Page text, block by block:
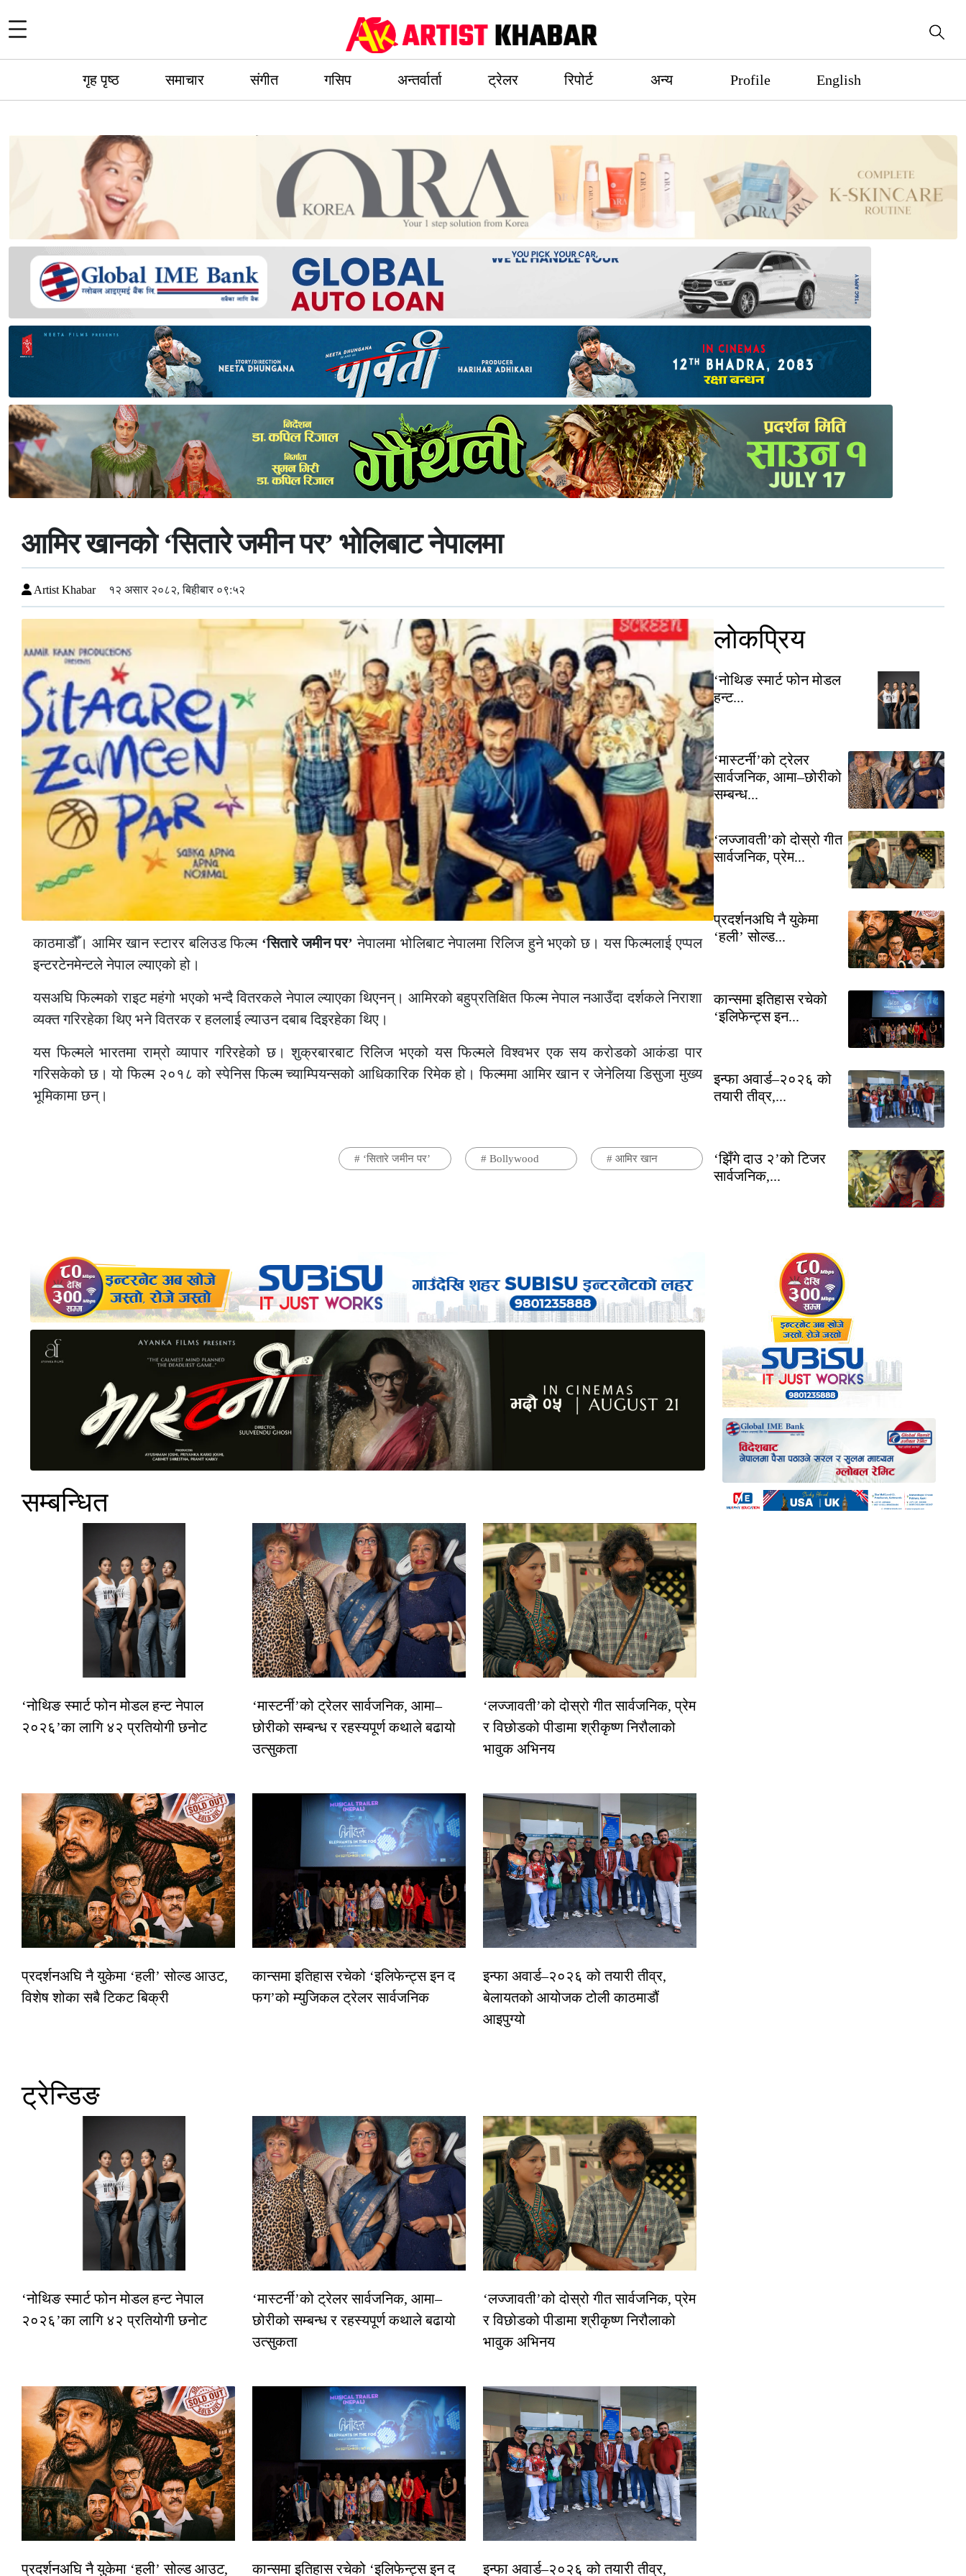
गृह पृष्ठ समाचार संगीत गसिप अन्तर्वार्ता ट्रेलर रिपोर्ट अन्य Profile English
आमिर खानको ‘सितारे जमीन पर’ भोलिबाट नेपालमा
Artist Khabar १२ असार २०८२, बिहीबार ०९:५२
काठमाडौँ। आमिर खान स्टारर बलिउड फिल्म ‘सितारे जमीन पर’ नेपालमा भोलिबाट नेपालमा रिलिज हुने भएको छ। यस फिल्मलाई एप्पल
इन्टरटेनमेन्टले नेपाल ल्याएको हो।
यसअघि फिल्मको राइट महंगो भएको भन्दै वितरकले नेपाल ल्याएका थिएनन्। आमिरको बहुप्रतिक्षित फिल्म नेपाल नआउँदा दर्शकले निराशा
व्यक्त गरिरहेका थिए भने वितरक र हललाई ल्याउन दबाब दिइरहेका थिए।
यस फिल्मले भारतमा राम्रो व्यापार गरिरहेको छ। शुक्रबारबाट रिलिज भएको यस फिल्मले विश्वभर एक सय करोडको आकंडा पार
गरिसकेको छ। यो फिल्म २०१८ को स्पेनिस फिल्म च्याम्पियन्सको आधिकारिक रिमेक हो। फिल्ममा आमिर खान र जेनेलिया डिसुजा मुख्य
भूमिकामा छन्।
# ‘सितारे जमीन पर’ # Bollywood # आमिर खान
सम्बन्धित
‘नोथिङ स्मार्ट फोन मोडल हन्ट नेपाल
२०२६’का लागि ४२ प्रतियोगी छनोट
‘मास्टर्नी’को ट्रेलर सार्वजनिक, आमा–
छोरीको सम्बन्ध र रहस्यपूर्ण कथाले बढायो
उत्सुकता
‘लज्जावती’को दोस्रो गीत सार्वजनिक, प्रेम
र विछोडको पीडामा श्रीकृष्ण निरौलाको
भावुक अभिनय
प्रदर्शनअघि नै युकेमा ‘हली’ सोल्ड आउट,
विशेष शोका सबै टिकट बिक्री
कान्समा इतिहास रचेको ‘इलिफेन्ट्स इन द
फग’को म्युजिकल ट्रेलर सार्वजनिक
इन्फा अवार्ड–२०२६ को तयारी तीव्र,
बेलायतको आयोजक टोली काठमाडौं
आइपुग्यो
ट्रेन्डिङ
‘नोथिङ स्मार्ट फोन मोडल हन्ट नेपाल
२०२६’का लागि ४२ प्रतियोगी छनोट
‘मास्टर्नी’को ट्रेलर सार्वजनिक, आमा–
छोरीको सम्बन्ध र रहस्यपूर्ण कथाले बढायो
उत्सुकता
‘लज्जावती’को दोस्रो गीत सार्वजनिक, प्रेम
र विछोडको पीडामा श्रीकृष्ण निरौलाको
भावुक अभिनय
प्रदर्शनअघि नै युकेमा ‘हली’ सोल्ड आउट, कान्समा इतिहास रचेको ‘इलिफेन्ट्स इन द इन्फा अवार्ड–२०२६ को तयारी तीव्र,
लोकप्रिय
‘नोथिङ स्मार्ट फोन मोडल
हन्ट...
‘मास्टर्नी’को ट्रेलर
सार्वजनिक, आमा–छोरीको
सम्बन्ध...
‘लज्जावती’को दोस्रो गीत
सार्वजनिक, प्रेम...
प्रदर्शनअघि नै युकेमा
‘हली’ सोल्ड...
कान्समा इतिहास रचेको
‘इलिफेन्ट्स इन...
इन्फा अवार्ड–२०२६ को
तयारी तीव्र,...
‘झिँगे दाउ २’को टिजर
सार्वजनिक,...